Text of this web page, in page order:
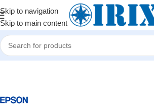
Skip to navigation
Skip to main content
Home/Shop/Ofis avadanlıqları/Printerlər